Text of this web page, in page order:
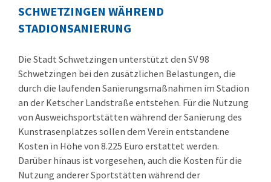
SCHWETZINGEN WÄHREND
STADIONSANIERUNG
Die Stadt Schwetzingen unterstützt den SV 98
Schwetzingen bei den zusätzlichen Belastungen, die
durch die laufenden Sanierungsmaßnahmen im Stadion
an der Ketscher Landstraße entstehen. Für die Nutzung
von Ausweichsportstätten während der Sanierung des
Kunstrasenplatzes sollen dem Verein entstandene
Kosten in Höhe von 8.225 Euro erstattet werden.
Darüber hinaus ist vorgesehen, auch die Kosten für die
Nutzung anderer Sportstätten während der